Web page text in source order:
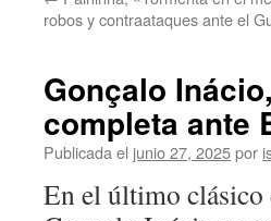
robos y contraataques ante el
Gonçalo
completa ante
Publicada el junio 27, 2025por
En el último